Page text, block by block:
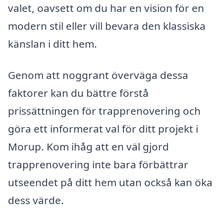
valet, oavsett om du har en vision för en
modern stil eller vill bevara den klassiska
känslan i ditt hem.
Genom att noggrant överväga dessa
faktorer kan du bättre förstå
prissättningen för trapprenovering och
göra ett informerat val för ditt projekt i
Morup. Kom ihåg att en väl gjord
trapprenovering inte bara förbättrar
utseendet på ditt hem utan också kan öka
dess värde.